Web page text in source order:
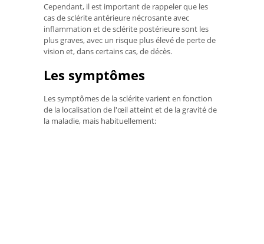
Cependant, il est important de rappeler que les
cas de sclérite antérieure nécrosante avec
inflammation et de sclérite postérieure sont les
plus graves, avec un risque plus élevé de perte de
vision et, dans certains cas, de décès.
Les symptômes
Les symptômes de la sclérite varient en fonction
de la localisation de l'œil atteint et de la gravité de
la maladie, mais habituellement: